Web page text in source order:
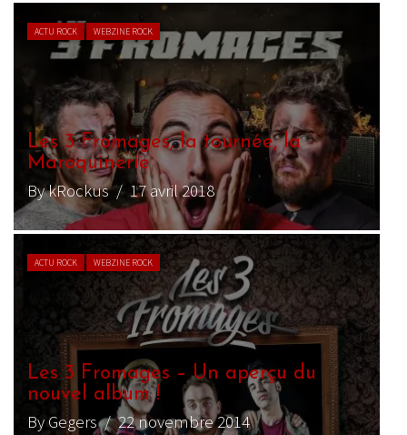
ACTU ROCK WEBZINE ROCK
Les 3 Fromages, la tournée, la
Maroquinerie
By kRockus/ 17 avril 2018
ACTU ROCK WEBZINE ROCK
Les 3 Fromages – Un aperçu du
nouvel album !
By Gegers/ 22 novembre 2014